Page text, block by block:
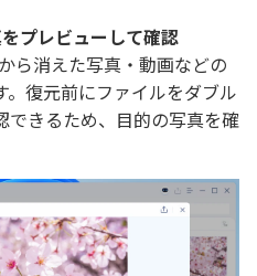
プレビューして確認
ら消えた写真・動画などの
復元前にファイルをダブル
できるため、目的の写真を確